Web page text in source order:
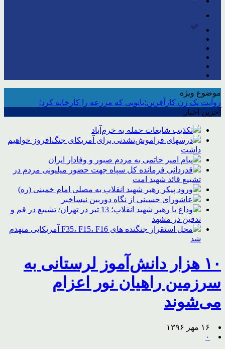
موضوع ویژه
روایت یک زن کارآفرین؛بانویی که مزرعه را کارخانه کرد!
آخرین اخبار
تکذیب شایعات حمله به خرم‌آباد
درسهای فراموش‌نشدنی برای آمریکای جنگ‌افروز خواهیم
داشت
پیام امیر حاتمی به مردم صبور و وفادار ایران
قدردانی فرمانده کل سپاه جهت حضور میلیونی مردم در
تشییع قائد شهید امت
ورود پیکر رهبر شهید انقلاب به مصلی امام خمینی (ره)
عاشورای حسینی از نگاه دوربین نیساخبر
وداع با رهبر شهید انقلاب؛ 13 تیر در تهران/ تشییع در قم و
تدفین در مشهد
محل استقرار جنگنده های F35، F15، F16 آمریکایی منهدم
شد
۱۰ هزار دانش‌آموز لرستانی به
سرزمین راهیان نور اعزام
می‌شوند
۱۶ مهر ۱۳۹۶
۰